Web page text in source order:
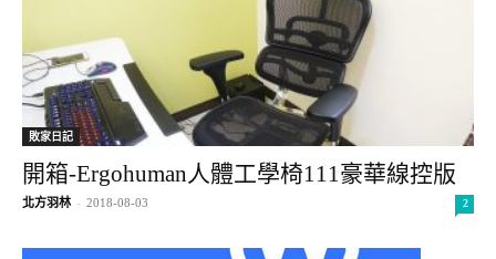
敗家日記
開箱-Ergohuman人體工學椅111豪華線控版
北方羽林 - 2018-08-03 2